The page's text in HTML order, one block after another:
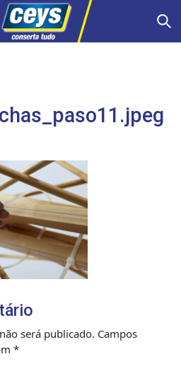
será publicado. Campos
*